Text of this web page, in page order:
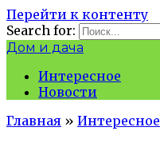
Перейти к контенту
Search for:
Дом и дача
Интересное
Новости
Главная » Интересное